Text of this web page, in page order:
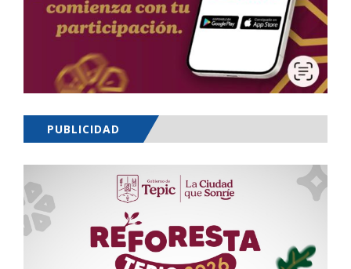
PUBLICIDAD